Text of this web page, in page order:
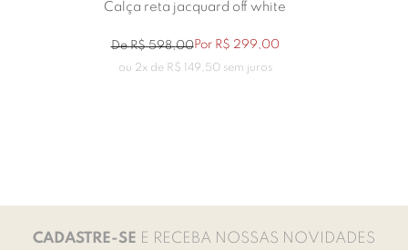
Calça reta jacquard off white
DeR$ 598,00Por R$ 299,00
ou 2x de R$ 149 50sem juros
CADASTRE-SE E RECEBA NOSSAS NOVIDADES